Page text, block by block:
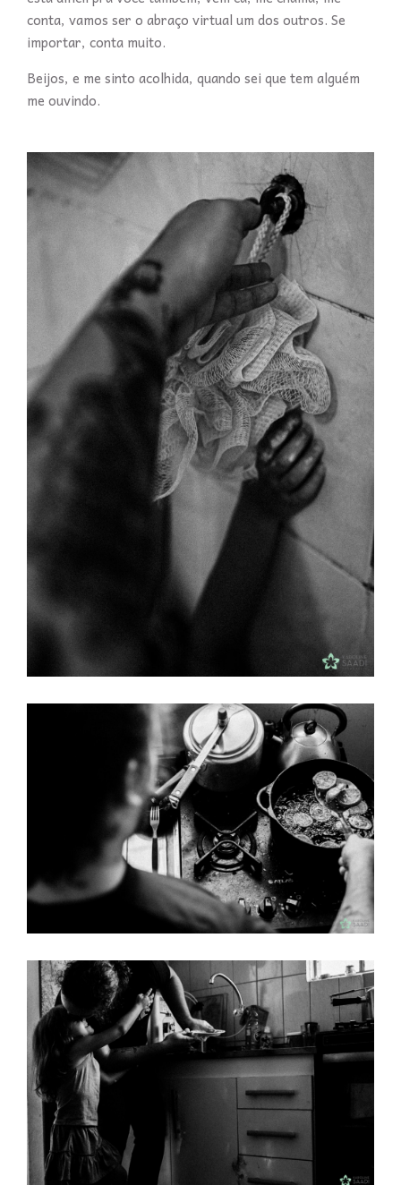
conta, vamos ser o abraço virtual um dos outros. Se
importar, conta muito.
Beijos, e me sinto acolhida, quando sei que tem alguém
me ouvindo.